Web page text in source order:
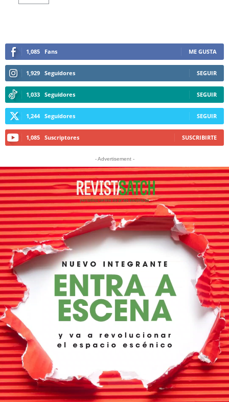
1,085 Fans ME GUSTA
1,929 Seguidores SEGUIR
1,033 Seguidores SEGUIR
1,244 Seguidores SEGUIR
1,085 Suscriptores SUSCRIBIRTE
- Advertisement -